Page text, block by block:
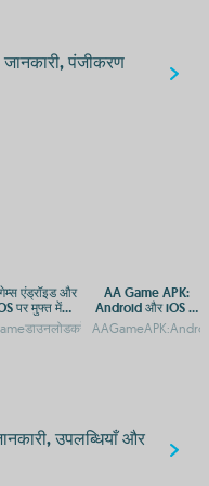
पंजीकरण
एंड्रॉइड और
पर मुफ्त में
करें
AA Game APK:
Android और iOS के
लिए मुफ्त डाउनलोड
उपलब्धियाँ और